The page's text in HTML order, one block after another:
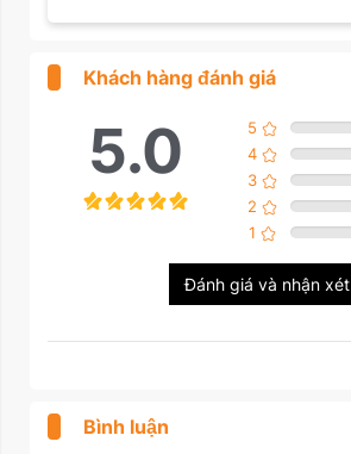
Khách hàng đánh giá
5.0 5
4
3
2
1
Đánh giá và nhận xét
Bình luận